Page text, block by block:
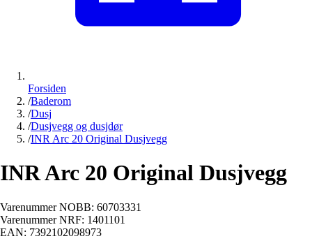
Forsiden
/Baderom
/Dusj
/Dusjvegg og dusjdør
/INR Arc 20 Original Dusjvegg
INR Arc 20 Original Dusjvegg
Varenummer NOBB: 60703331
Varenummer NRF: 1401101
EAN: 7392102098973